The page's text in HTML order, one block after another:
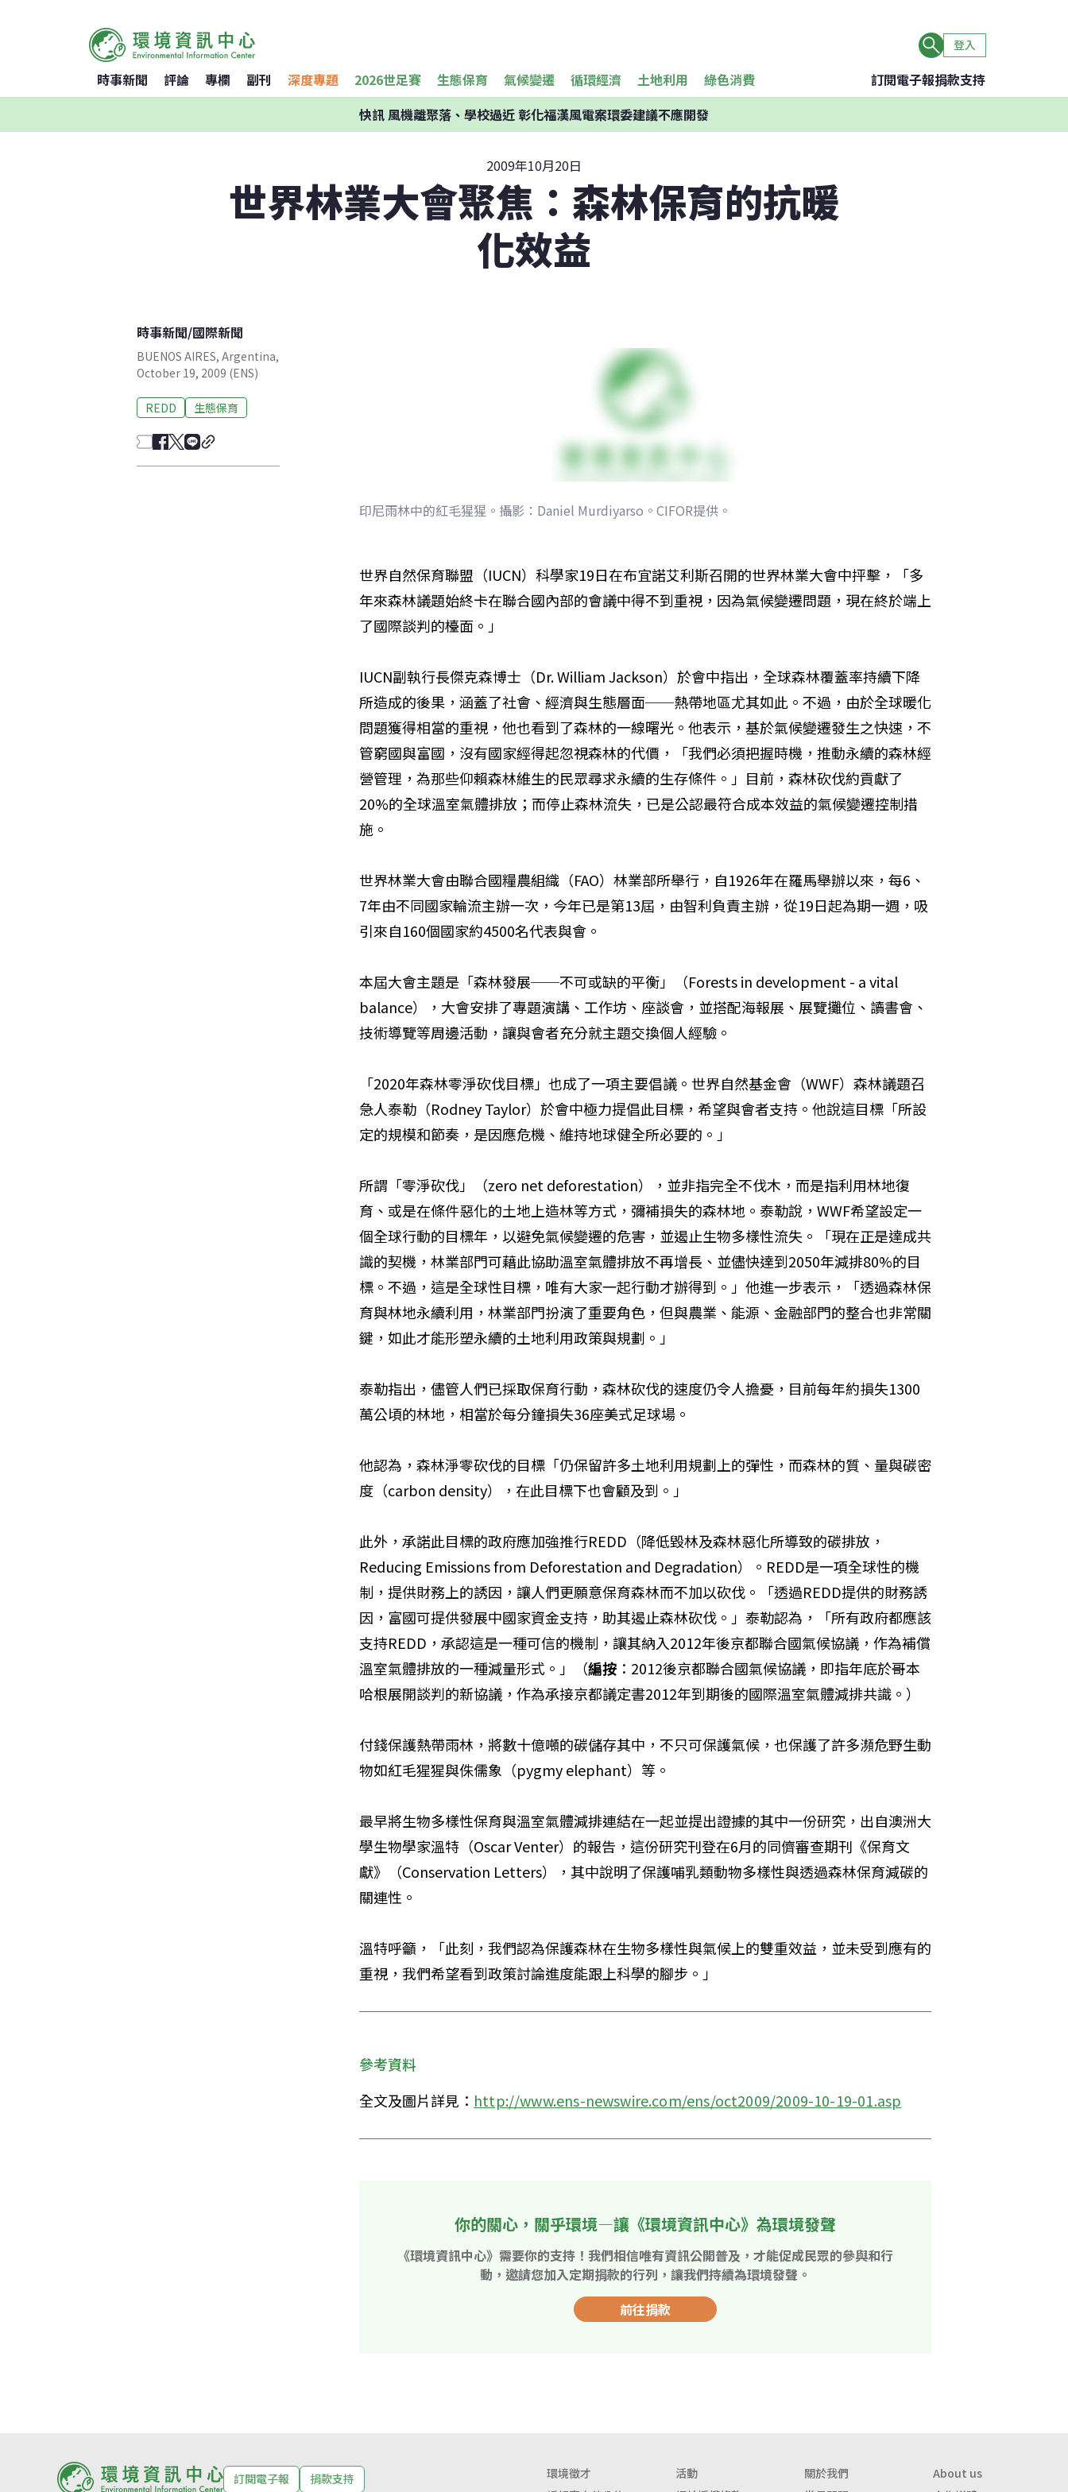
登入
時事新聞 評論 專欄 副刊 深度專題 2026世足賽 生態保育 氣候變遷 循環經濟 土地利用 綠色消費 訂閱電子報捐款支持
快訊風機離聚落、學校過近 彰化福漢風電案環委建議不應開發
2009年10月20日
世界林業大會聚焦：森林保育的抗暖
化效益
時事新聞/國際新聞
BUENOS AIRES, Argentina,
October 19, 2009 (ENS)
REDD 生態保育
印尼雨林中的紅毛猩猩。攝影：Daniel Murdiyarso。CIFOR提供。
世界自然保育聯盟（IUCN）科學家19日在布宜諾艾利斯召開的世界林業大會中抨擊，「多
年來森林議題始終卡在聯合國內部的會議中得不到重視，因為氣候變遷問題，現在終於端上
了國際談判的檯面。」
IUCN副執行長傑克森博士（Dr. William Jackson）於會中指出，全球森林覆蓋率持續下降
所造成的後果，涵蓋了社會、經濟與生態層面──熱帶地區尤其如此。不過，由於全球暖化
問題獲得相當的重視，他也看到了森林的一線曙光。他表示，基於氣候變遷發生之快速，不
管窮國與富國，沒有國家經得起忽視森林的代價，「我們必須把握時機，推動永續的森林經
營管理，為那些仰賴森林維生的民眾尋求永續的生存條件。」目前，森林砍伐約貢獻了
20%的全球溫室氣體排放；而停止森林流失，已是公認最符合成本效益的氣候變遷控制措
施。
世界林業大會由聯合國糧農組織（FAO）林業部所舉行，自1926年在羅馬舉辦以來，每6、
7年由不同國家輪流主辦一次，今年已是第13屆，由智利負責主辦，從19日起為期一週，吸
引來自160個國家約4500名代表與會。
本屆大會主題是「森林發展──不可或缺的平衡」（Forests in development - a vital
balance），大會安排了專題演講、工作坊、座談會，並搭配海報展、展覽攤位、讀書會、
技術導覽等周邊活動，讓與會者充分就主題交換個人經驗。
「2020年森林零淨砍伐目標」也成了一項主要倡議。世界自然基金會（WWF）森林議題召
急人泰勒（Rodney Taylor）於會中極力提倡此目標，希望與會者支持。他說這目標「所設
定的規模和節奏，是因應危機、維持地球健全所必要的。」
所謂「零淨砍伐」（zero net deforestation），並非指完全不伐木，而是指利用林地復
育、或是在條件惡化的土地上造林等方式，彌補損失的森林地。泰勒說，WWF希望設定一
個全球行動的目標年，以避免氣候變遷的危害，並遏止生物多樣性流失。「現在正是達成共
識的契機，林業部門可藉此協助溫室氣體排放不再增長、並儘快達到2050年減排80%的目
標。不過，這是全球性目標，唯有大家一起行動才辦得到。」他進一步表示，「透過森林保
育與林地永續利用，林業部門扮演了重要角色，但與農業、能源、金融部門的整合也非常關
鍵，如此才能形塑永續的土地利用政策與規劃。」
泰勒指出，儘管人們已採取保育行動，森林砍伐的速度仍令人擔憂，目前每年約損失1300
萬公頃的林地，相當於每分鐘損失36座美式足球場。
他認為，森林淨零砍伐的目標「仍保留許多土地利用規劃上的彈性，而森林的質、量與碳密
度（carbon density），在此目標下也會顧及到。」
此外，承諾此目標的政府應加強推行REDD（降低毀林及森林惡化所導致的碳排放，
Reducing Emissions from Deforestation and Degradation）。REDD是一項全球性的機
制，提供財務上的誘因，讓人們更願意保育森林而不加以砍伐。「透過REDD提供的財務誘
因，富國可提供發展中國家資金支持，助其遏止森林砍伐。」泰勒認為，「所有政府都應該
支持REDD，承認這是一種可信的機制，讓其納入2012年後京都聯合國氣候協議，作為補償
溫室氣體排放的一種減量形式。」（編按 ：2012後京都聯合國氣候協議，即指年底於哥本
哈根展開談判的新協議，作為承接京都議定書2012年到期後的國際溫室氣體減排共識。）
付錢保護熱帶雨林，將數十億噸的碳儲存其中，不只可保護氣候，也保護了許多瀕危野生動
物如紅毛猩猩與侏儒象（pygmy elephant）等。
最早將生物多樣性保育與溫室氣體減排連結在一起並提出證據的其中一份研究，出自澳洲大
學生物學家溫特（Oscar Venter）的報告，這份研究刊登在6月的同儕審查期刊《保育文
獻》（Conservation Letters），其中說明了保護哺乳類動物多樣性與透過森林保育減碳的
關連性。
溫特呼籲，「此刻，我們認為保護森林在生物多樣性與氣候上的雙重效益，並未受到應有的
重視，我們希望看到政策討論進度能跟上科學的腳步。」
參考資料
全文及圖片詳見： http://www.ens-newswire.com/ens/oct2009/2009-10-19-01.asp
你的關心，關乎環境—讓《環境資訊中心》為環境發聲
《環境資訊中心》需要你的支持！我們相信唯有資訊公開普及，才能促成民眾的參與和行
動，邀請您加入定期捐款的行列，讓我們持續為環境發聲。
前往捐款
訂閱電子報 捐款支持 環境徵才 活動 關於我們
About us